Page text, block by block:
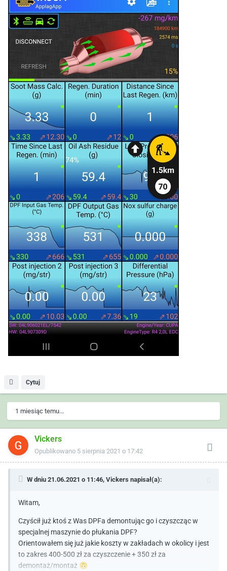
Cytuj
1 miesiąc temu...
Vickers
Opublikowano 5 sierpnia 2021 o 17:42
W dniu 21.06.2021 o 11:46, Vickers napisał(a):
Witam,
Czyścił już ktoś z Was DPFa demontując go i czyszcząc w
specjalnej maszynie do płukania DPF?
Orientowałem się już jakie koszty w zakładach w okolicy i jest
to zakres 400-500 zł za czyszczenie + 350 zł za
demontaż/montaż 🙃